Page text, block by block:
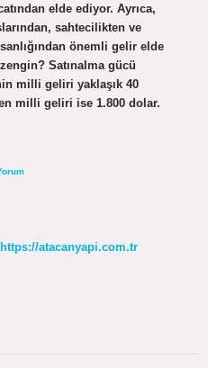
elde ediyor. Ayrıca,
sahtecilikten ve
önemli gelir elde
Satınalma gücü
milli geliri yaklaşık 40
milli geliri ise 1.800 dolar.
https://atacanyapi.com.tr